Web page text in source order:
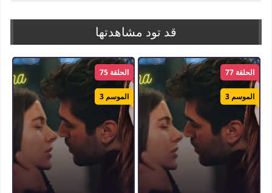
الكلمات الدلالية :طائر الرفراف,مسلسل طائر الرفراف,مسلسل طائر الرفراف مترجم,
Yali
قد تود مشاهدتها
الحلقة 77
الموسم 3
الحلقة 75
الموسم 3